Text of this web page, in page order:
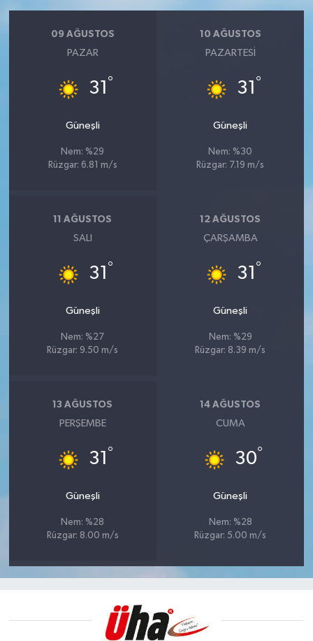
09 AĞUSTOS
PAZAR
31 °
Güneşli
Nem: %29
Rüzgar: 6.81 m/s
10 AĞUSTOS
PAZARTESI
31 °
Güneşli
Nem: %30
Rüzgar: 7.19 m/s
11 AĞUSTOS
SALI
31 °
Güneşli
Nem: %27
Rüzgar: 9.50 m/s
12 AĞUSTOS
ÇARŞAMBA
31 °
Güneşli
Nem: %29
Rüzgar: 8.39 m/s
13 AĞUSTOS
PERŞEMBE
31 °
Güneşli
Nem: %28
Rüzgar: 8.00 m/s
14 AĞUSTOS
CUMA
30°
Güneşli
Nem: %28
Rüzgar: 5.00 m/s